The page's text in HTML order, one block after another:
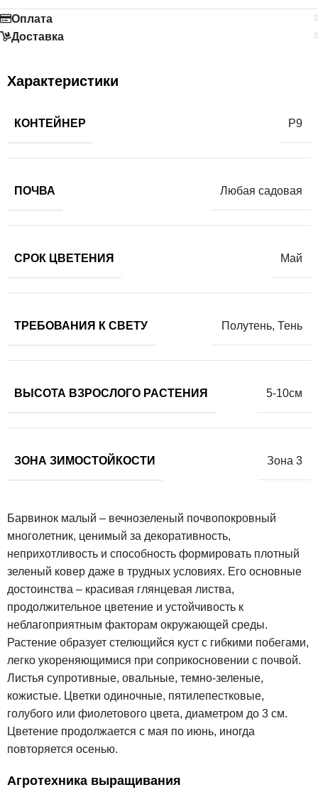
Оплата
Доставка
Характеристики
КОНТЕЙНЕР Р9
ПОЧВА Любая садовая
СРОК ЦВЕТЕНИЯ Май
ТРЕБОВАНИЯ К СВЕТУ Полутень, Тень
ВЫСОТА ВЗРОСЛОГО РАСТЕНИЯ 5-10см
ЗОНА ЗИМОСТОЙКОСТИ Зона 3
Барвинок малый – вечнозеленый почвопокровный
многолетник, ценимый за декоративность,
неприхотливость и способность формировать плотный
зеленый ковер даже в трудных условиях. Его основные
достоинства – красивая глянцевая листва,
продолжительное цветение и устойчивость к
неблагоприятным факторам окружающей среды.
Растение образует стелющийся куст с гибкими побегами,
легко укореняющимися при соприкосновении с почвой.
Листья супротивные, овальные, темно-зеленые,
кожистые. Цветки одиночные, пятилепестковые,
голубого или фиолетового цвета, диаметром до 3 см.
Цветение продолжается с мая по июнь, иногда
повторяется осенью.
Агротехника выращивания